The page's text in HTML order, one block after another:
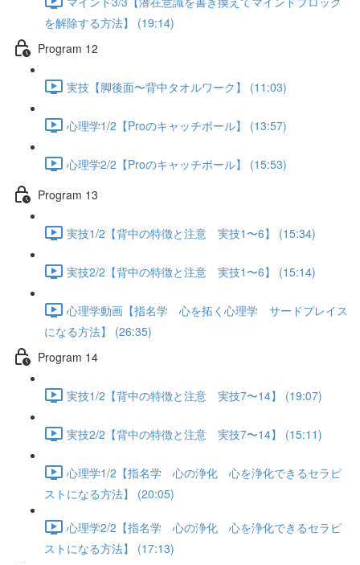
を解除する方法】 (19:14)
Program 12
実技【脚後面〜背中タオルワーク】 (11:03)
心理学1/2【Proのキャッチボール】 (13:57)
心理学2/2【Proのキャッチボール】 (15:53)
Program 13
実技1/2【背中の特徴と注意 実技1〜6】 (15:34)
実技2/2【背中の特徴と注意 実技1〜6】 (15:14)
心理学動画【指名学 心を拓く心理学 サードプレイス
になる方法】 (26:35)
Program 14
実技1/2【背中の特徴と注意 実技7〜14】 (19:07)
実技2/2【背中の特徴と注意 実技7〜14】 (15:11)
心理学1/2【指名学 心の浄化 心を浄化できるセラピ
ストになる方法】 (20:05)
心理学2/2【指名学 心の浄化 心を浄化できるセラピ
ストになる方法】 (17:13)